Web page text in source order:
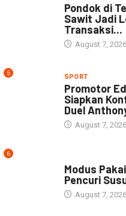
Pondok di
Sawit Jadi
Transaksi...
August 7, 2026
5 SPORT
Promotor
Siapkan
Duel
August 7, 2026
6
Modus
Pencuri
August 7, 2026